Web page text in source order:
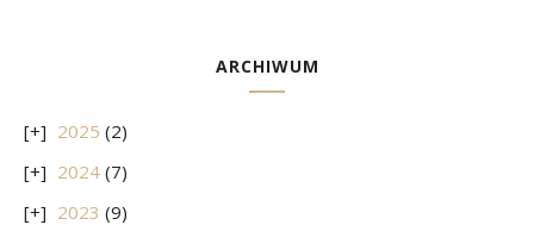
ARCHIWUM
2025 (2)
2024 (7)
2023 (9)